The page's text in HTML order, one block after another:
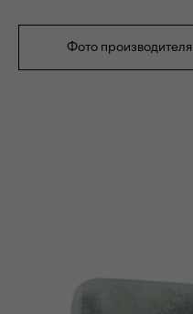
Фото производителя